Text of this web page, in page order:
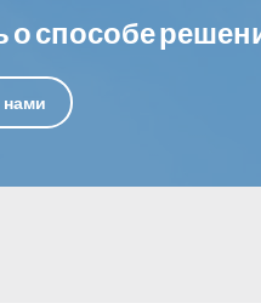
о способе
нами